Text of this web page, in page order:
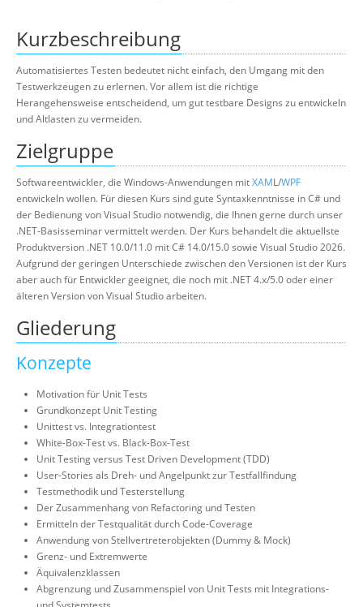
Kurzbeschreibung
Automatisiertes Testen bedeutet nicht einfach, den Umgang mit den
Testwerkzeugen zu erlernen. Vor allem ist die richtige
Herangehensweise entscheidend, um gut testbare Designs zu entwickeln
und Altlasten zu vermeiden.
Zielgruppe
Softwareentwickler, die Windows-Anwendungen mitXAML/WPF
entwickeln wollen. Für diesen Kurs sind gute Syntaxkenntnisse in C# und
der Bedienung von Visual Studio notwendig, die Ihnen gerne durch unser
.NET-Basisseminar vermittelt werden. Der Kurs behandelt die aktuellste
Produktversion .NET 10.0/11.0 mit C# 14.0/15.0 sowie Visual Studio 2026.
Aufgrund der geringen Unterschiede zwischen den Versionen ist der Kurs
aber auch für Entwickler geeignet, die noch mit .NET 4.x/5.0 oder einer
älteren Version von Visual Studio arbeiten.
Gliederung
Konzepte
Motivation für Unit Tests
Grundkonzept Unit Testing
Unittest vs. Integrationtest
White-Box-Test vs. Black-Box-Test
Unit Testing versus Test Driven Development (TDD)
User-Stories als Dreh- und Angelpunkt zur Testfallfindung
Testmethodik und Testerstellung
Der Zusammenhang von Refactoring und Testen
Ermitteln der Testqualität durch Code-Coverage
Anwendung von Stellvertreterobjekten (Dummy & Mock)
Grenz- und Extremwerte
Äquivalenzklassen
Abgrenzung und Zusammenspiel von Unit Tests mit Integrations-